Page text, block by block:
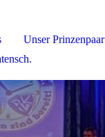
Unser Prinzenpaar